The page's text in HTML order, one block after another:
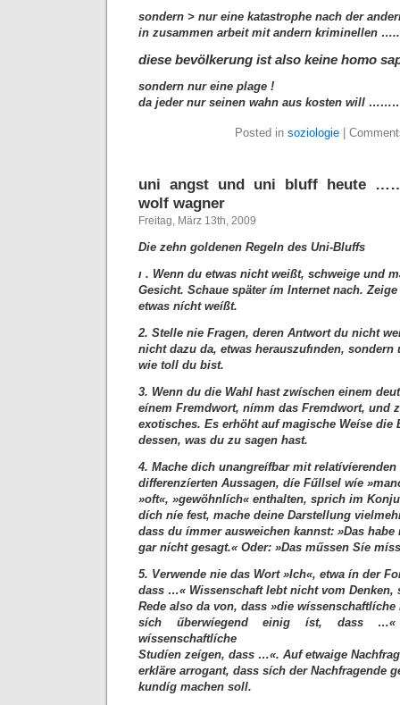
sondern > nur eine katastrophe nach der
in zusammen arbeit mit andern kriminellen …..
diese bevölkerung ist also keine homo
sondern nur eine plage !
da jeder nur seinen wahn aus kosten will
Posted in soziologie|
uni angst und uni bluff
wolf wagner
Freitag, März 13th, 2009
Die zehn goldenen Regeln des Uni-Bluffs
ı . Wenn du etwas nicht weißt, schweige und
Gesicht. Schaue später ím Internet nach.
etwas nícht weíßt.
2. Stelle nie Fragen, deren Antwort du nicht
nicht dazu da, etwas herauszufınden, sondern
wie toll du bist.
3. Wenn du die Wahl hast zwíschen einem
eínem Fremdwort, nímm das Fremdwort, und
exotisches. Es erhöht auf magische Weíse die
dessen, was du zu sagen hast.
4. Mache dich unangreífbar mit
differenzíerten Aussagen, díe Fűllsel wíe
»oft«, »gewöhnlích« enthalten, sprich im
dích níe fest, mache deine Darstellung
dass du ímmer ausweichen kannst: »Das habe
gar nícht gesagt.« Oder: »Das műssen Síe
5. Verwende nie das Wort »Ich«, etwa ín der
dass …« Wissenschaft Iebt nicht vom Denken,
Rede also da von, dass »die wíssenschaftlíche
sích űberwíegend einig íst, dass …«
wíssenschaftlíche
Studíen zeígen, dass …«. Auf etwaige
erkläre arrogant, dass sích der Nachfragende
kundíg machen soll.